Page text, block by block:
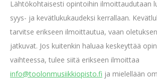
Lähtökohtaisesti opintoihin ilmoittaudutaan
syys- ja kevätlukukaudeksi kerrallaan.
tarvitse erikseen ilmoittautua, vaan
jatkuvat. Jos kuitenkin haluaa keskeyttää
vaihteessa, tulee siitä erikseen ilmoittaa
info@toolonmusiikkiopisto.fi ja mielellään